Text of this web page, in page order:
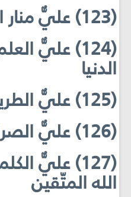
(123) عليٌّ منار الهدى
(124) عليٌّ
الدنيا
(125) عليٌّ الطريق الواضح
(126) عليٌّ الصراط المستقيم
(127) عليٌّ
الله المتّقين